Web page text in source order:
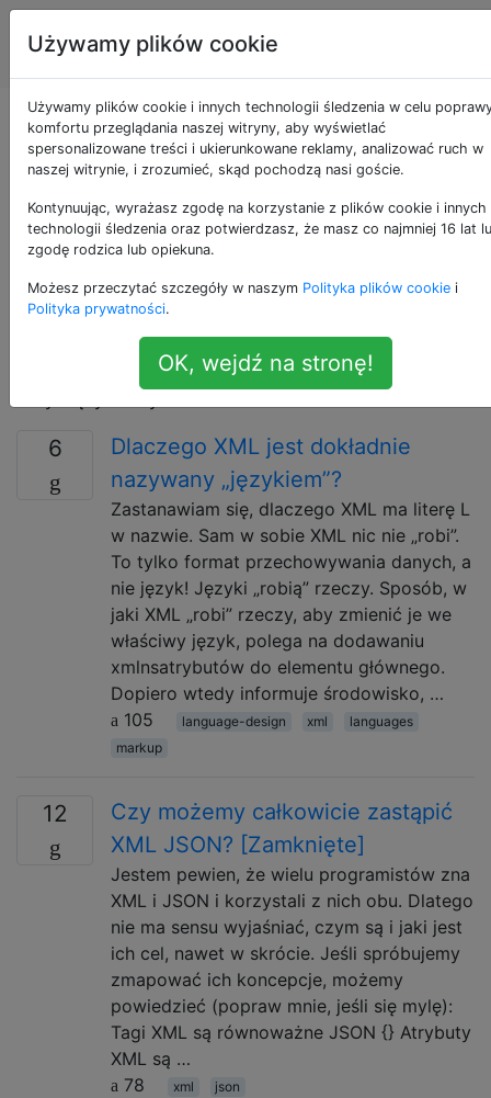
Inżynieria
oprogramowania
Pytania otagowane
jako xml
Prosty, bardzo elastyczny format tekstowy, który
używać do wymiany, udostępniania i przechowywania
danych. Jest łatwo analizowany przez komputery, ale
jest również czytelny dla programistów. Użyj tego
tagu w przypadku pytań związanych z tematami
6
Dlaczego XML jest dokładnie
nazywany „językiem”?
Zastanawiam się, dlaczego XML ma literę L
w nazwie. Sam w sobie XML nic nie „robi”.
To tylko format przechowywania danych, a
nie język! Języki „robią” rzeczy. Sposób, w
jaki XML „robi” rzeczy, aby zmienić je we
właściwy język, polega na dodawaniu
xmlnsatrybutów do elementu głównego.
Dopiero wtedy informuje środowisko, …
105
language-design xml
languages
markup
12
Czy możemy całkowicie zastąpić
XML JSON? [Zamknięte]
Jestem pewien, że wielu programistów zna
XML i JSON i korzystali z nich obu. Dlatego
nie ma sensu wyjaśniać, czym są i jaki jest
ich cel, nawet w skrócie. Jeśli spróbujemy
zmapować ich koncepcje, możemy
powiedzieć (popraw mnie, jeśli się mylę):
Tagi XML są równoważne JSON {} Atrybuty
XML są …
78
xml json
Używamy plików cookie
Używamy plików cookie i innych technologii śledzenia w celu
komfortu przeglądania naszej witryny, aby wyświetlać
spersonalizowane treści i ukierunkowane reklamy, analizować ruch w
naszej witrynie, i zrozumieć, skąd pochodzą nasi goście.
Kontynuując, wyrażasz zgodę na korzystanie z plików cookie i innych
technologii śledzenia oraz potwierdzasz, że masz co najmniej 16 lat
zgodę rodzica lub opiekuna.
Możesz przeczytać szczegóły w naszym Polityka plików cookie i
Polityka prywatności.
OK, wejdź na stronę!